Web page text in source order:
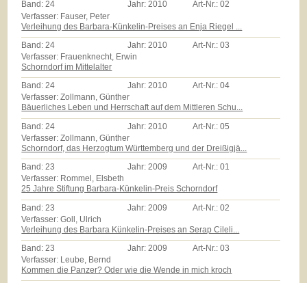
Band:24 Jahr:2010 Art-Nr.:02
Verfasser: Fauser, Peter
Verleihung des Barbara-Künkelin-Preises an Enja Riegel ...
Band:24 Jahr:2010 Art-Nr.:03
Verfasser: Frauenknecht, Erwin
Schorndorf im Mittelalter
Band:24 Jahr:2010 Art-Nr.:04
Verfasser: Zollmann, Günther
Bäuerliches Leben und Herrschaft auf dem Mittleren Schu...
Band: 24 Jahr: 2010 Art-Nr.:05
Verfasser: Zollmann, Günther
Schorndorf, das Herzogtum Württemberg und der Dreißigjä...
Band:23 Jahr:2009 Art-Nr.:01
Verfasser: Rommel, Elsbeth
25 Jahre Stiftung Barbara-Künkelin-Preis Schorndorf
Band: 23 Jahr: 2009 Art-Nr.:02
Verfasser: Goll, Ulrich
Verleihung des Barbara Künkelin-Preises an Serap Cileli...
Band:23 Jahr:2009 Art-Nr.:03
Verfasser: Leube, Bernd
Kommen die Panzer? Oder wie die Wende in mich kroch